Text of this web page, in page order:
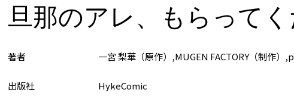
旦那のアレ、もらって
著者 一宮 梨華（原作）,MUGEN FACTORY（制作）
出版社 HykeComic